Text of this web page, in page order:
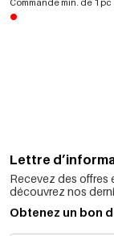
Commande min. de 1 pc
Lettre
Recevez des offres
découvrez nos
Obtenez un bon